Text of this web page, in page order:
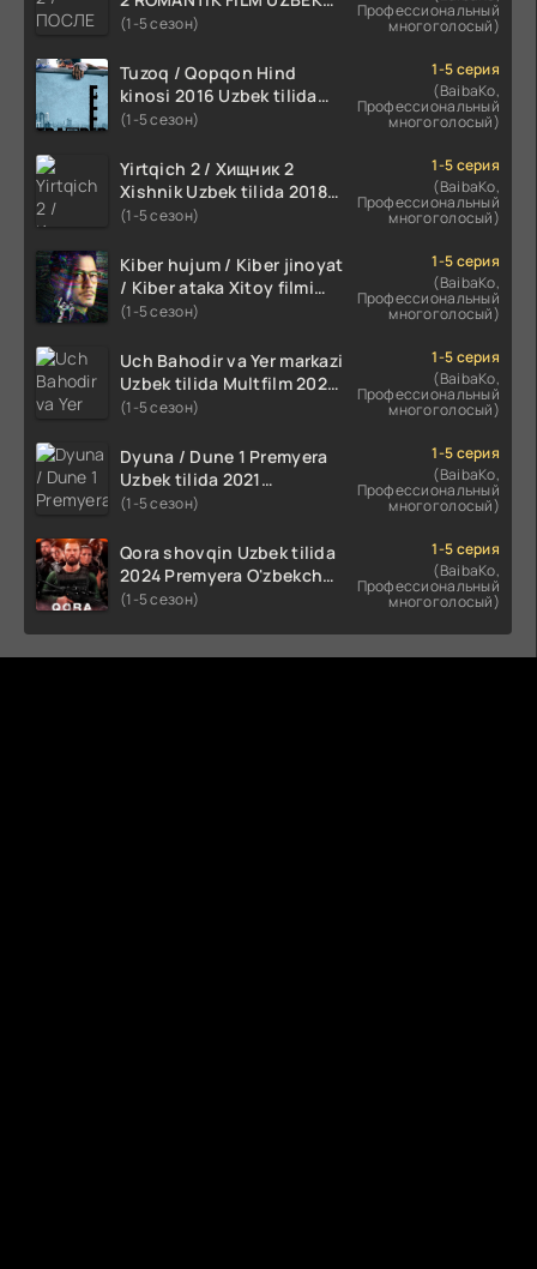
TILIDA 2020 TARJIMA FILM
(1-5 сезон)
Профессиональный
многоголосый)
Tuzoq / Qopqon Hind
kinosi 2016 Uzbek tilida
tarjima film HD
(1-5 сезон)
1-5 серия
(BaibaKo,
Профессиональный
многоголосый)
Yirtqich 2 / Хищник 2
Xishnik Uzbek tilida 2018-
2024 O'zbekcha tarjima
(1-5 сезон)
1-5 серия
(BaibaKo,
Профессиональный
многоголосый)
Kiber hujum / Kiber jinoyat
/ Kiber ataka Xitoy filmi
Uzbek tilida O'zbekcha
HD skachat
(1-5 сезон)
1-5 серия
(BaibaKo,
Профессиональный
многоголосый)
Uch Bahodir va Yer markazi
Uzbek tilida Multfilm 2025
tarjima HD skachat
(1-5 сезон)
1-5 серия
(BaibaKo,
Профессиональный
многоголосый)
Dyuna / Dune 1 Premyera
Uzbek tilida 2021
O'zbekcha tarjima kino HD
(1-5 сезон)
1-5 серия
(BaibaKo,
Профессиональный
многоголосый)
Qora shovqin Uzbek tilida
2024 Premyera O'zbekcha
tarjima kino HD skachat
(1-5 сезон)
1-5 серия
(BaibaKo,
Профессиональный
многоголосый)